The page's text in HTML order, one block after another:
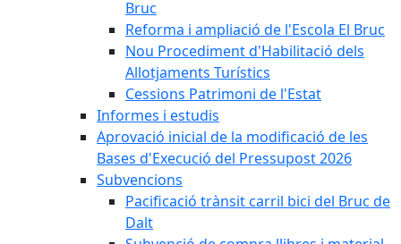
Bruc
Reforma i ampliació de l'Escola El Bruc
Nou Procediment d'Habilitació dels
Allotjaments Turístics
Cessions Patrimoni de l'Estat
Informes i estudis
Aprovació inicial de la modificació de les
Bases d'Execució del Pressupost 2026
Subvencions
Pacificació trànsit carril bici del Bruc de
Dalt